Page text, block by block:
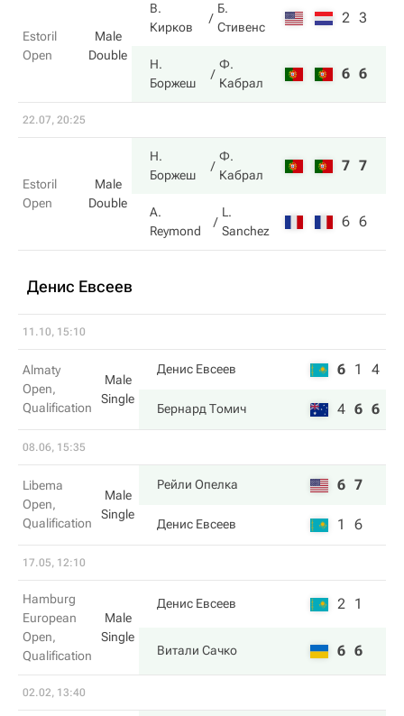
Estoril
Open
Male
Double
В.
Кирков
Б.
Стивенс
2 3
Н.
Боржеш
Ф.
Кабрал
6 6
22.07, 20:25
Estoril
Open
Male
Double
Н.
Боржеш
Ф.
Кабрал
7 7
A.
Reymond
L.
Sanchez
6 6
Денис Евсеев
11.10, 15:10
Almaty
Open,
Qualification
Male
Single
Денис Евсеев 6 1 4
Бернард Томич 4 6 6
08.06, 15:35
Libema
Open,
Qualification
Male
Single
Рейли Опелка 6 7
Денис Евсеев 1 6
17.05, 12:10
Hamburg
European
Open,
Qualification
Male
Single
Денис Евсеев 2 1
Витали Сачко 6 6
02.02, 13:40